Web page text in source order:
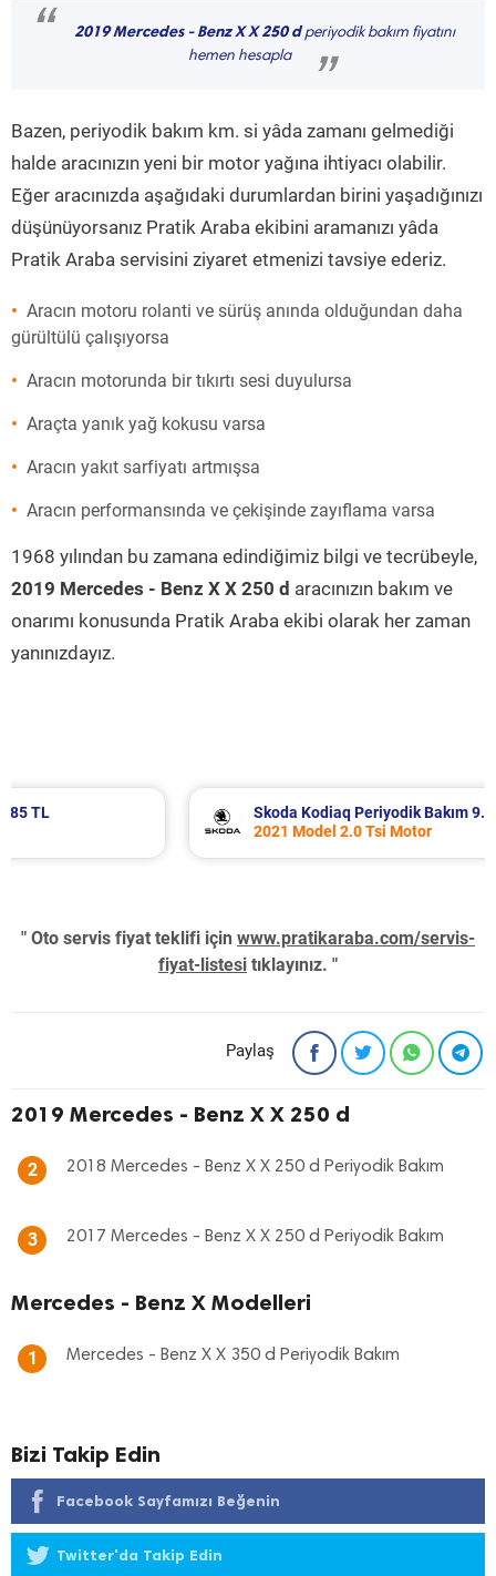
“ 2019 Mercedes - Benz X X 250 dperiyodik bakım fiyatını
hemen hesapla
”
Bazen, periyodik bakım km. si yâda zamanı gelmediği
halde aracınızın yeni bir motor yağına ihtiyacı olabilir.
Eğer aracınızda aşağıdaki durumlardan birini yaşadığınızı
düşünüyorsanız Pratik Araba ekibini aramanızı yâda
Pratik Araba servisini ziyaret etmenizi tavsiye ederiz.
Aracın motoru rolanti ve sürüş anında olduğundan daha
gürültülü çalışıyorsa
Aracın motorunda bir tıkırtı sesi duyulursa
Araçta yanık yağ kokusu varsa
Aracın yakıt sarfiyatı artmışsa
Aracın performansında ve çekişinde zayıflama varsa
1968 yılından bu zamana edindiğimiz bilgi ve tecrübeyle,
2019 Mercedes - Benz X X 250 d aracınızın bakım ve
onarımı konusunda Pratik Araba ekibi olarak her zaman
yanınızdayız.
Skoda Kodiaq Periyodik Bakım 9.759 TL
2021 Model 2.0 Tsi Motor
" Oto servis fiyat teklifi için www.pratikaraba.com/servis-
fiyat-listesi tıklayınız. "
Paylaş
2019 Mercedes - Benz X X 250 d
2 2018 Mercedes - Benz X X 250 d Periyodik Bakım
3 2017 Mercedes - Benz X X 250 d Periyodik Bakım
Mercedes - Benz X Modelleri
1 Mercedes - Benz X X 350 d Periyodik Bakım
Bizi Takip Edin
Facebook Sayfamızı Beğenin
Twitter'da Takip Edin